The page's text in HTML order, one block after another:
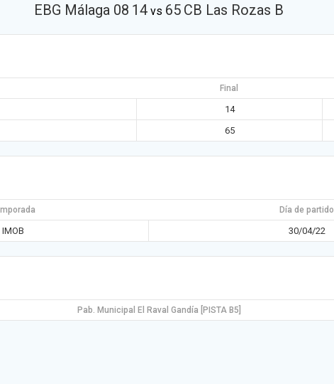
EBG Málaga 08 14 vs 65 CB Las Rozas B
Final
14
65
Día de partido
IMOB 30/04/22
Pab. Municipal El Raval Gandía [PISTA B5]